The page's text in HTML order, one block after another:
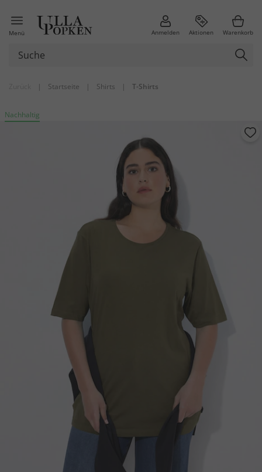
Menü Anmelden Aktionen Warenkorb
| Startseite | Shirts | T-Shirts
Nachhaltig